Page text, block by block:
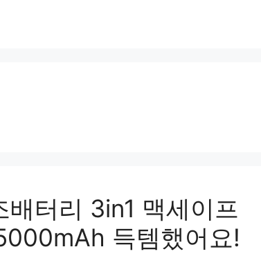
터리 3in1 맥세이프
득템했어요!